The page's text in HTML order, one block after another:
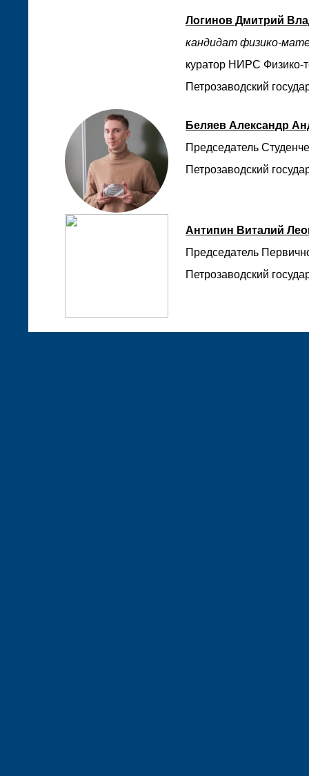
Логинов Дмитрий
кандидат физико-
куратор НИРС Физико-
Петрозаводский
Беляев Александр
Председатель
Петрозаводский
Антипин Виталий
Председатель
Петрозаводский